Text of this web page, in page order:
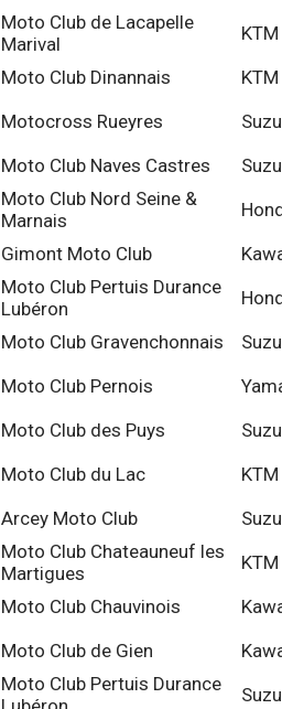
Moto Club de Lacapelle
Marival
KTM
Moto Club Dinannais
KTM
Motocross Rueyres
Moto Club Naves Castres
Moto Club Nord Seine &
Marnais
Gimont Moto Club
Moto Club Pertuis Durance
Lubéron
Moto Club Gravenchonnais
Moto Club Pernois
Moto Club des Puys
Moto Club du Lac
KTM
Arcey Moto Club
Moto Club Chateauneuf les
Martigues
KTM
Moto Club Chauvinois
Moto Club de Gien
Moto Club Pertuis Durance